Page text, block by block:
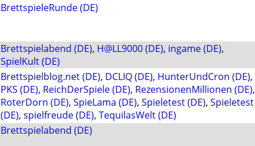
BrettspieleRunde (DE)
Brettspielabend (DE), H@LL9000 (DE), ingame (DE),
SpielKult (DE)
Brettspielblog.net (DE), DCLIQ (DE), HunterUndCron (DE),
PKS (DE), ReichDerSpiele (DE), RezensionenMillionen (DE),
RoterDorn (DE), SpieLama (DE), Spieletest (DE), Spieletest
(DE), spielfreude (DE), TequilasWelt (DE)
Brettspielabend (DE)